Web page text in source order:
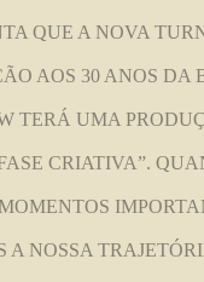
QUE A NOVA
AOS 30 ANOS DA
TERÁ UMA
CRIATIVA”.
A NOSSA